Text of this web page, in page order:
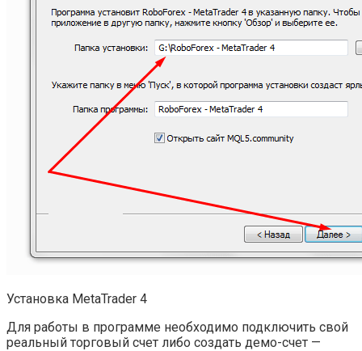
Установка MetaTrader 4
Для работы в программе необходимо подключить свой
реальный торговый счет либо создать демо-счет —